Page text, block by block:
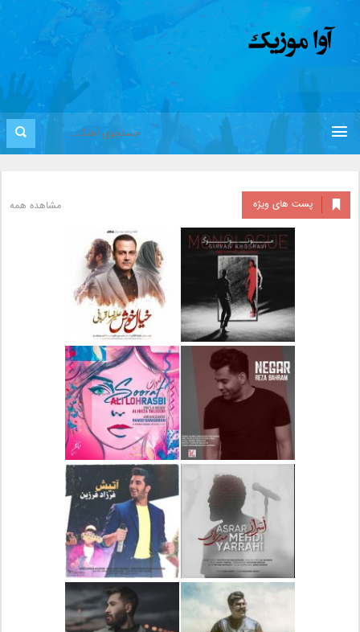
پست های ویژه مشاهده همه
دانلود آلبوم جدید سیروان
خسروی بنام مونولوگ
دانلود آهنگ جدید علیرضا
قربانی بنام خیال خوش
دانلود آهنگ جدید رضا
بهرام بنام نگار
دانلود آهنگ جدید علی
لهراسبی بنام صورت
دانلود آهنگ جدید مهدی
یراحی بنام اسرار
دانلود آهنگ جدید فرزاد
فرزین بنام آتیش